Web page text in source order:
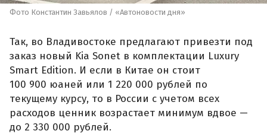
Фото Константин Завьялов / «Автоновости дня»
Так, во Владивостоке предлагают привезти под
заказ новый Kia Sonet в комплектации Luxury
Smart Edition. И если в Китае он стоит
100 900 юаней или 1 220 000 рублей по
текущему курсу, то в России с учетом всех
расходов ценник возрастает минимум вдвое —
до 2 330 000 рублей.